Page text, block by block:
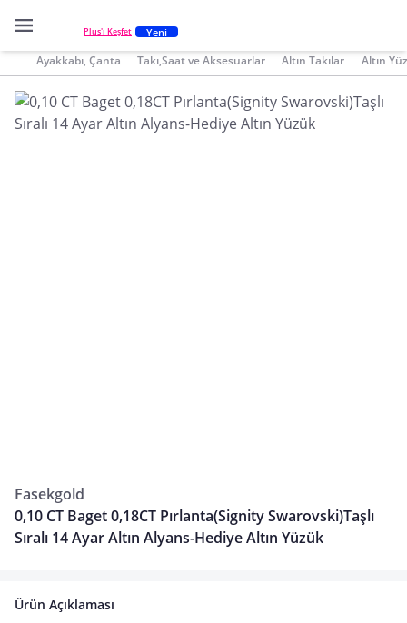
Plus'ı Keşfet Yeni
Ayakkabı, Çanta Takı,Saat ve Aksesuarlar Altın Takılar Altın
Fasekgold
0,10 CT Baget 0,18CT Pırlanta(Signity Swarovski)Taşlı
Sıralı 14 Ayar Altın Alyans-Hediye Altın Yüzük
Ürün Açıklaması